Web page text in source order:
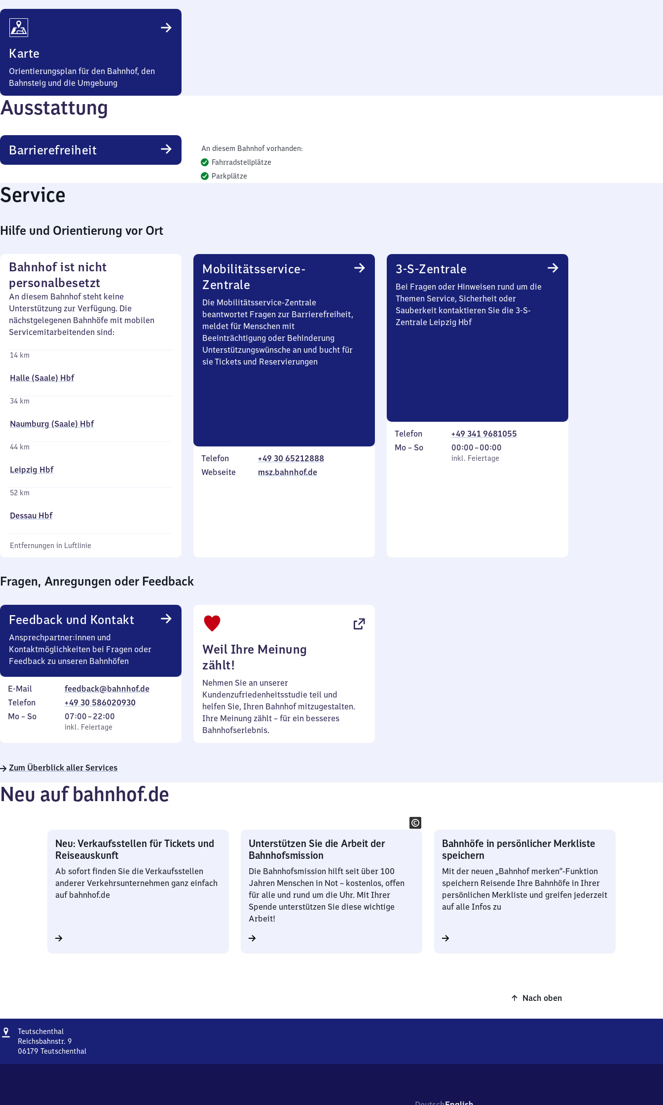
Karte
Orientierungsplan für den Bahnhof, den
Bahnsteig und die Umgebung
Ausstattung
Barrierefreiheit
An diesem Bahnhof vorhanden:
Fahrradstellplätze
Parkplätze
Service
Hilfe und Orientierung vor Ort
Bahnhof ist nicht
personalbesetzt
An diesem Bahnhof steht keine
Unterstützung zur Verfügung. Die
nächstgelegenen Bahnhöfe mit mobilen
Servicemitarbeitenden sind:
14 km
Halle (Saale) Hbf
34 km
Naumburg (Saale) Hbf
44 km
Leipzig Hbf
52 km
Dessau Hbf
Entfernungen in Luftlinie
Mobilitätsservice-
Zentrale
Die Mobilitätsservice-Zentrale
beantwortet Fragen zur Barrierefreiheit,
meldet für Menschen mit
Beeinträchtigung oder Behinderung
Unterstützungswünsche an und bucht für
sie Tickets und Reservierungen
Telefon
+49 30 65212888
Webseite
msz.bahnhof.de
3-S-Zentrale
Bei Fragen oder Hinweisen rund um die
Themen Service, Sicherheit oder
Sauberkeit kontaktieren Sie die 3-S-
Zentrale Leipzig Hbf
Telefon
+49 341 9681055
Montag
Mo – So,
inkl. Feiertage
00:00–00:00
Von
0
inkl. Feiertage
Fragen, Anregungen oder Feedback
Feedback und Kontakt
Ansprechpartner:innen und
Kontaktmöglichkeiten bei Fragen oder
Feedback zu unseren Bahnhöfen
E-Mail
feedback@bahnhof.de
Telefon
+49 30 586020930
Montag
Mo – So,
inkl. Feiertage
07:00–22:00
Von
7
22
inkl. Feiertage
Weil Ihre Meinung
zählt!
Nehmen Sie an unserer
Kundenzufriedenheitsstudie teil und
helfen Sie, Ihren Bahnhof mitzugestalten.
Ihre Meinung zählt – für ein besseres
Bahnhofserlebnis.
Zum Überblick aller Services
Neu auf bahnhof.de
Neu: Verkaufsstellen für Tickets und
Reiseauskunft
Ab sofort finden Sie die Verkaufsstellen
anderer Verkehrsunternehmen ganz einfach
auf bahnhof.de
Unterstützen Sie die Arbeit der
Bahnhofsmission
Die Bahnhofsmission hilft seit über 100
Jahren Menschen in Not – kostenlos, offen
für alle und rund um die Uhr. Mit Ihrer
Spende unterstützen Sie diese wichtige
Arbeit!
Bahnhöfe in persönlicher Merkliste
speichern
Mit der neuen „Bahnhof merken“-Funktion
speichern Reisende Ihre Bahnhöfe in Ihrer
persönlichen Merkliste und greifen jederzeit
auf alle Infos zu
Nach oben
Adresse
Teutschenthal
Reichsbahnstr. 9
06179 Teutschenthal